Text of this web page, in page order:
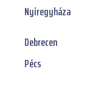
Nyíregyháza
Debrecen
Pécs